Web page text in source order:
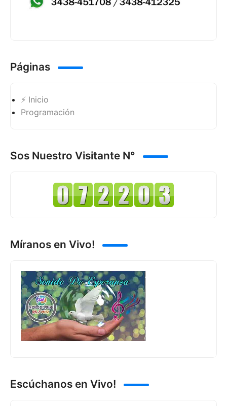
Páginas
⚡ Inicio
Programación
Sos Nuestro Visitante N°
Míranos en Vivo!
Escúchanos en Vivo!